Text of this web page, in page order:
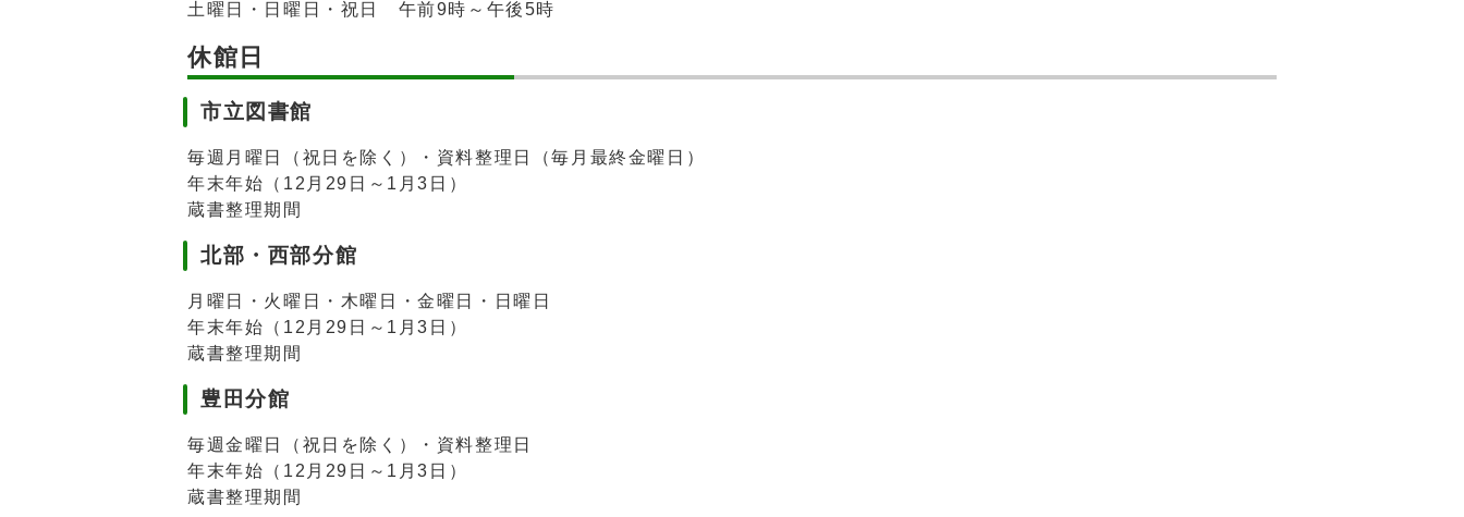
土曜日・日曜日・祝日 午前9時～午後5時
休館日
市立図書館
毎週月曜日（祝日を除く）・資料整理日（毎月最終金曜日）
年末年始（12月29日～1月3日）
蔵書整理期間
北部・西部分館
月曜日・火曜日・木曜日・金曜日・日曜日
年末年始（12月29日～1月3日）
蔵書整理期間
豊田分館
毎週金曜日（祝日を除く）・資料整理日
年末年始（12月29日～1月3日）
蔵書整理期間